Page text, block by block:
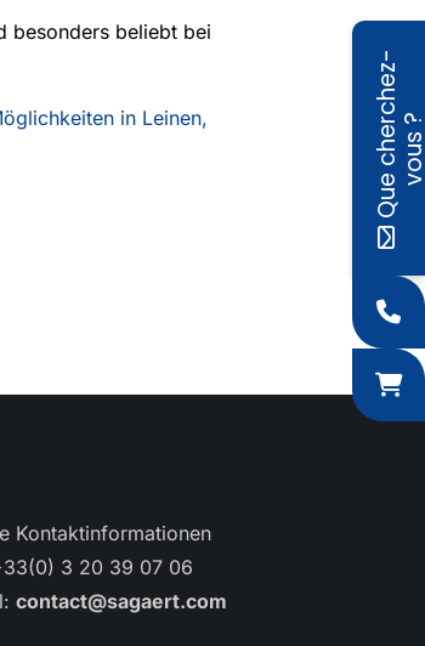
besonders beliebt bei
in Leinen,
Kontaktinformationen
3 20 39 07 06
contact@sagaert.com
Q
u
e
c
h
e
r
c
h
e
z
-
v
o
u
s